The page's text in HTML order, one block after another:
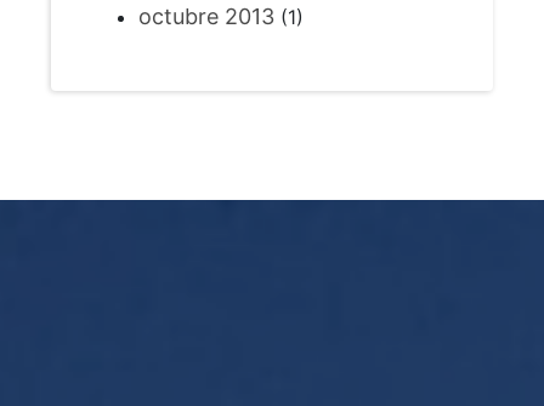
octubre 2013(1)